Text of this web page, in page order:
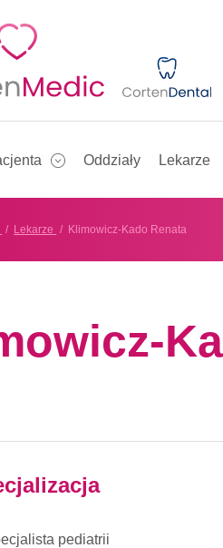
Oddziały Lekarze
Lekarze Klimowicz-Kado Renata
pediatrii